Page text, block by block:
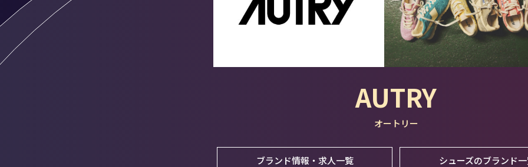
AUTRY
オートリー
ブランド情報・求人一覧 シューズのブランド